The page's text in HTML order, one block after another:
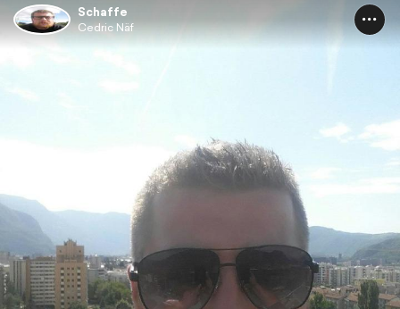
Schaffe
Cedric Näf